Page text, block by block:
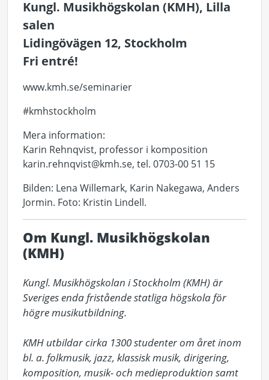
Kungl. Musikhögskolan (KMH), Lilla
salen
Lidingövägen 12, Stockholm
Fri entré!
www.kmh.se/seminarier
#kmhstockholm
Mera information:
Karin Rehnqvist, professor i komposition
karin.rehnqvist@kmh.se, tel. 0703-00 51 15
Bilden: Lena Willemark, Karin Nakegawa, Anders
Jormin. Foto: Kristin Lindell.
Om Kungl. Musikhögskolan
(KMH)
Kungl. Musikhögskolan i Stockholm (KMH) är
Sveriges enda fristående statliga högskola för
högre musikutbildning.
KMH utbildar cirka 1300 studenter om året inom
bl. a. folkmusik, jazz, klassisk musik, dirigering,
komposition, musik- och medieproduktion samt